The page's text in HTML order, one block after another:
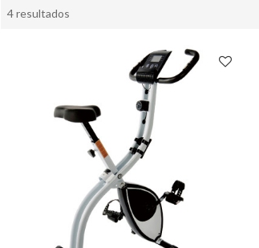
4 resultados